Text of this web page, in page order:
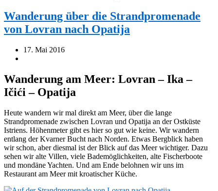
Wanderung über die Strandpromenade
von Lovran nach Opatija
17. Mai 2016
Wanderung am Meer: Lovran – Ika –
Ičići – Opatija
Heute wandern wir mal direkt am Meer, über die lange
Strandpromenade zwischen Lovran und Opatija an der Ostküste
Istriens. Höhenmeter gibt es hier so gut wie keine. Wir wandern
entlang der Kvarner Bucht nach Norden. Etwas Bergblick haben
wir schon, aber diesmal ist der Blick auf das Meer wichtiger. Dazu
sehen wir alte Villen, viele Bademöglichkeiten, alte Fischerboote
und mondäne Yachten. Und am Ende belohnen wir uns im
Restaurant am Meer mit kroatischer Küche.